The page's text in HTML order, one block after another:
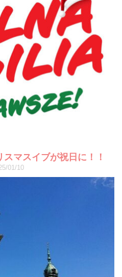
マスイブが祝日に！！
01/10